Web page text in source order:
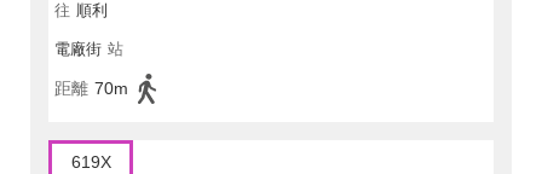
往 順利
電廠街 站
距離 70m
619X